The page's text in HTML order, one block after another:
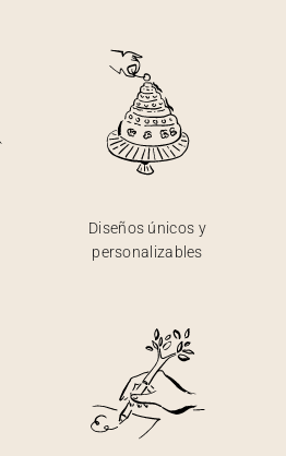
Diseños únicos y
personalizables